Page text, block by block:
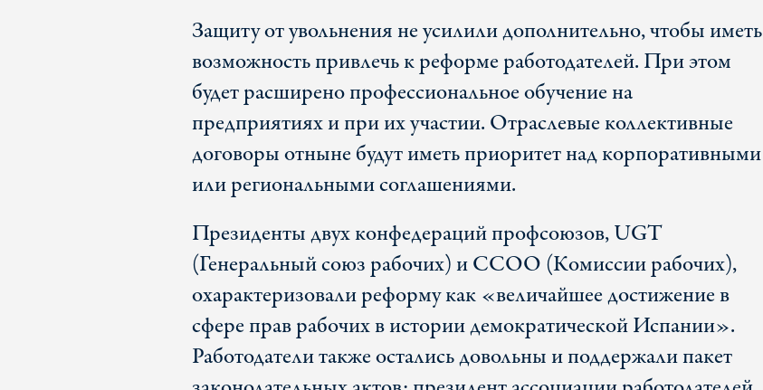
Защиту от увольнения не усилили дополнительно, чтобы иметь
возможность привлечь к реформе работодателей. При этом
будет расширено профессиональное обучение на
предприятиях и при их участии. Отраслевые коллективные
договоры отныне будут иметь приоритет над корпоративными
или региональными соглашениями.
Президенты двух конфедераций профсоюзов, UGT
(Генеральный союз рабочих) и CCOO (Комиссии рабочих),
охарактеризовали реформу как «величайшее достижение в
сфере прав рабочих в истории демократической Испании».
Работодатели также остались довольны и поддержали пакет